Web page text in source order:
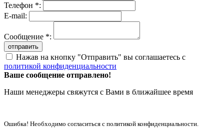
Телефон *:
E-mail:
Сообщение *:
отправить
Нажав на кнопку "Отправить" вы соглашаетесь с
политикой конфиденциальности
Ваше сообщение отправлено!
Наши менеджеры свяжутся с Вами в ближайшее время
Ошибка! Необходимо согласиться с политикой конфиденциальности.